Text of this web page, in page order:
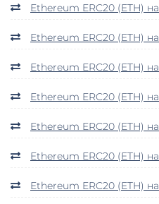
Ethereum ERC20 (ETH)
Ethereum ERC20 (ETH)
Ethereum ERC20 (ETH)
Ethereum ERC20 (ETH)
Ethereum ERC20 (ETH)
Ethereum ERC20 (ETH)
Ethereum ERC20 (ETH)